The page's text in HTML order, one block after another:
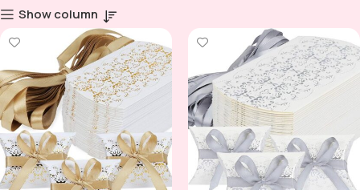
Show column